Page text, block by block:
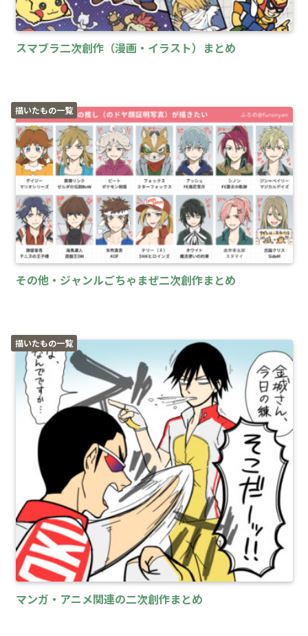
スマブラ二次創作（漫画・イラスト）まとめ
描いたもの一覧
その他・ジャンルごちゃまぜ二次創作まとめ
描いたもの一覧
マンガ・アニメ関連の二次創作まとめ